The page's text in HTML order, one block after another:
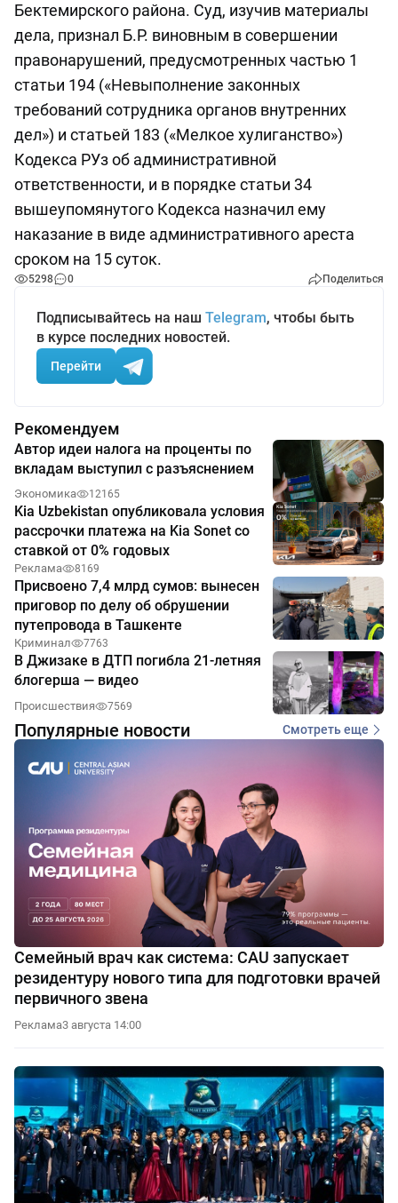
Бектемирского района. Суд, изучив материалы
дела, признал Б.Р. виновным в совершении
правонарушений, предусмотренных частью 1
статьи 194 («Невыполнение законных
требований сотрудника органов внутренних
дел») и статьей 183 («Мелкое хулиганство»)
Кодекса РУз об административной
ответственности, и в порядке статьи 34
вышеупомянутого Кодекса назначил ему
наказание в виде административного ареста
сроком на 15 суток.
5298 0 Поделиться
Подписывайтесь на наш Telegram, чтобы быть
в курсе последних новостей.
Перейти
Рекомендуем
Автор идеи налога на проценты по
вкладам выступил с разъяснением
Экономика 12165
Kia Uzbekistan опубликовала условия
рассрочки платежа на Kia Sonet со
ставкой от 0% годовых
Реклама 8169
Присвоено 7,4 млрд сумов: вынесен
приговор по делу об обрушении
путепровода в Ташкенте
Криминал 7763
В Джизаке в ДТП погибла 21-летняя
блогерша — видео
Происшествия 7569
Популярные новости Смотреть еще
Семейный врач как система: CAU запускает
резидентуру нового типа для подготовки врачей
первичного звена
Реклама3 августа 14:00